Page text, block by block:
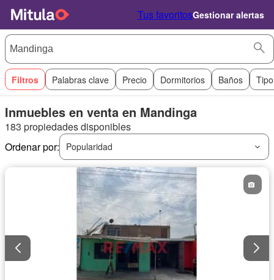
Tus favoritosGestionar alertas
Filtros Palabras clave Precio Dormitorios Baños
Inmuebles en venta en Mandinga
183 propiedades disponibles
Ordenar por:
Popularidad